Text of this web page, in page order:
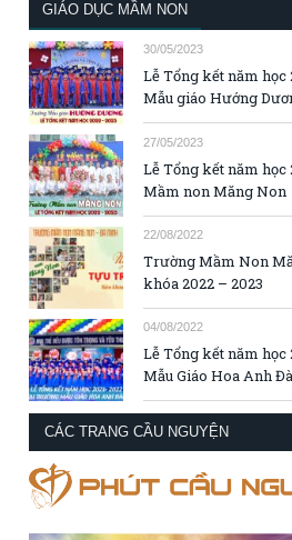
GIÁO DỤC MẦM NON
30/05/2023
Lễ Tổng kết năm học
Mẫu giáo Hướng
27/05/2023
Lễ Tổng kết năm học
Mầm non Măng Non
22/08/2022
Trường Mầm Non
khóa 2022 – 2023
04/08/2022
Lễ Tổng kết năm học
Mẫu Giáo Hoa Anh
CÁC TRANG CẦU NGUYỆN